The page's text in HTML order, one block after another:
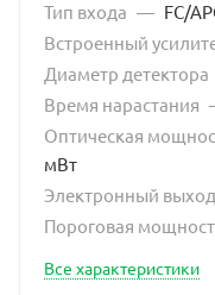
Тип входа — FC/
Встроенный
Диаметр детектора
Время нарастания
Оптическая
мВт
Электронный выход
Пороговая
Все характеристики